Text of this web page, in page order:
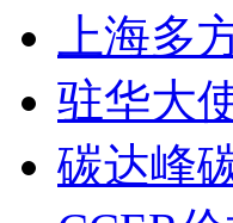
上海多
驻华大
碳达峰